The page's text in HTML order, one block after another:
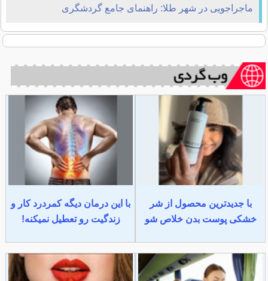
ماجراجویی در شهر طلا: راهنمای جامع گردشگری
ژوهانسبورگ
با جدیدترین محصول از شر
خشکی پوست بدن خلاص شو
با این درمان دیگه کمردرد کار و
زندگیت رو تعطیل نمیکنه!